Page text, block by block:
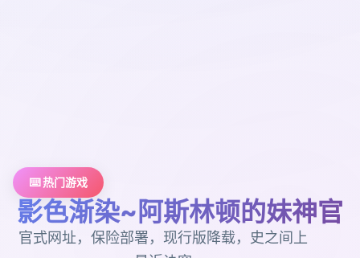
⌨️ 热门游戏
影色渐染~阿斯林顿的妹神官
官式网址，保险部署，现行版降载，史之间上